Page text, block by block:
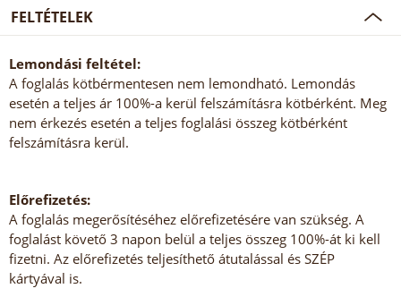
FELTÉTELEK
Lemondási feltétel:
A foglalás kötbérmentesen nem lemondható. Lemondás
esetén a teljes ár 100%-a kerül felszámításra kötbérként. Meg
nem érkezés esetén a teljes foglalási összeg kötbérként
felszámításra kerül.
Előrefizetés:
A foglalás megerősítéséhez előrefizetésére van szükség. A
foglalást követő 3 napon belül a teljes összeg 100%-át ki kell
fizetni. Az előrefizetés teljesíthető átutalással és SZÉP
kártyával is.